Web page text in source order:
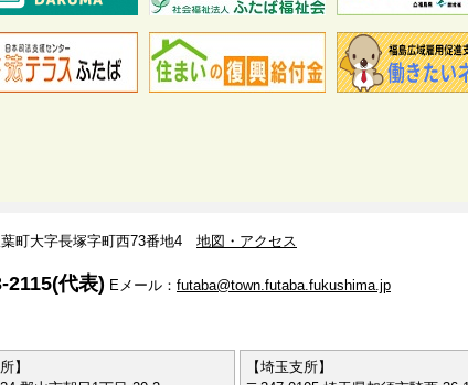
町大字長塚字町西73番地4 地図・アクセス
2115(代表) Eメール： futaba@town.futaba.fukushima.jp
】
【埼玉支所】